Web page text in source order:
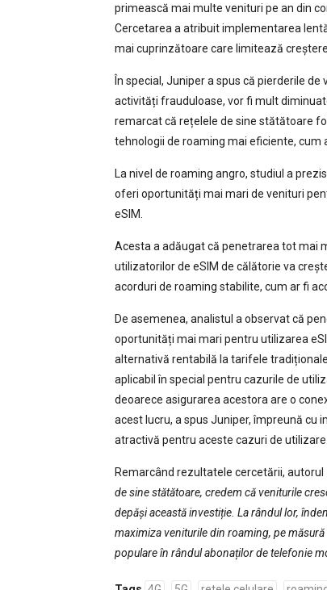
primească mai multe venituri pe an din
Cercetarea a atribuit implementarea
mai cuprinzătoare care limitează
În special, Juniper a spus că pierderile
activități frauduloase, vor fi mult
remarcat că rețelele de sine stătătoare
tehnologii de roaming mai eficiente, cum
La nivel de roaming angro, studiul a
oferi oportunități mai mari de venituri
eSIM.
Acesta a adăugat că penetrarea tot mai
utilizatorilor de eSIM de călătorie va
acorduri de roaming stabilite, cum ar fi
De asemenea, analistul a observat că
oportunități mai mari pentru utilizarea
alternativă rentabilă la tarifele
aplicabil în special pentru cazurile de
deoarece asigurarea acestora are o
acest lucru, a spus Juniper, împreună cu
atractivă pentru aceste cazuri de utilizare.
Remarcând rezultatele cercetării, autorul
de sine stătătoare, credem că veniturile
depăși această investiție. La rândul lor,
maximiza veniturile din roaming, pe
populare în rândul abonaților de telefonie